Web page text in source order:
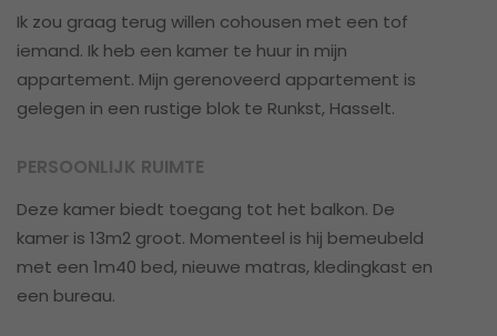
Ik zou graag terug willen cohousen met een tof
iemand. Ik heb een kamer te huur in mijn
appartement. Mijn gerenoveerd appartement is
gelegen in een rustige blok te Runkst, Hasselt.
PERSOONLIJK RUIMTE
Deze kamer biedt toegang tot het balkon. De
kamer is 13m2 groot. Momenteel is hij bemeubeld
met een 1m40 bed, nieuwe matras, kledingkast en
een bureau.